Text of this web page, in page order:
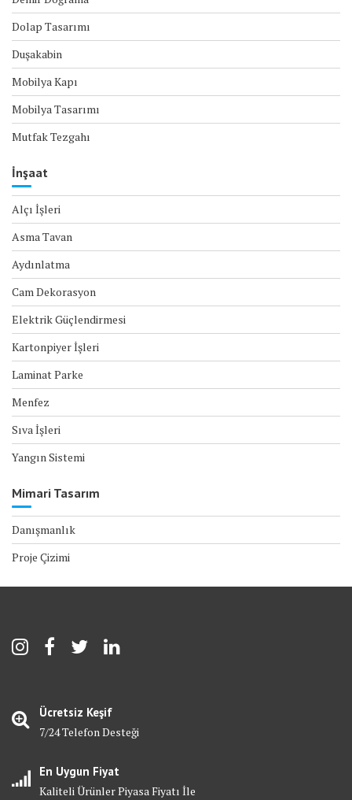
Dolap Tasarımı
Duşakabin
Mobilya Kapı
Mobilya Tasarımı
Mutfak Tezgahı
İnşaat
Alçı İşleri
Asma Tavan
Aydınlatma
Cam Dekorasyon
Elektrik Güçlendirmesi
Kartonpiyer İşleri
Laminat Parke
Menfez
Sıva İşleri
Yangın Sistemi
Mimari Tasarım
Danışmanlık
Proje Çizimi
Ücretsiz Keşif
7/24 Telefon Desteği
En Uygun Fiyat
Kaliteli Ürünler Piyasa Fiyatı İle